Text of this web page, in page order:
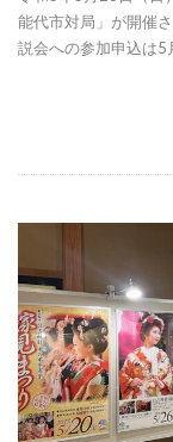
能代市対局」が開催
説会への参加申込は5